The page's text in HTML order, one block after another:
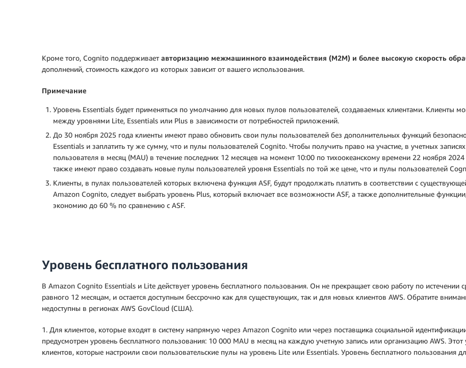
Кроме того, Cognito поддерживаетавторизацию межмашинного взаимодействия (M2M) и более высокую скорость
дополнений, стоимость каждого из которых зависит от вашего использования.
Примечание
Уровень Essentials будет применяться по умолчанию для новых пулов пользователей, создаваемых клиентами. Клиенты
между уровнями Lite, Essentials или Plus в зависимости от потребностей приложений.
До 30 ноября 2025 года клиенты имеют право обновить свои пулы пользователей без дополнительных функций
Essentials и заплатить ту же сумму, что и пулы пользователей Cognito. Чтобы получить право на участие, в учетных
пользователя в месяц (MAU) в течение последних 12 месяцев на момент 10:00 по тихоокеанскому времени 22 ноября
также имеют право создавать новые пулы пользователей уровня Essentials по той же цене, что и пулы пользователей
Клиенты, в пулах пользователей которых включена функция ASF, будут продолжать платить в соответствии с
Amazon Cognito, следует выбрать уровень Plus, который включает все возможности ASF, а также дополнительные
экономию до 60 % по сравнению с ASF.
Уровень бесплатного пользования
В Amazon Cognito Essentials и Lite действует уровень бесплатного пользования. Он не прекращает свою работу по истечении
равного 12 месяцам, и остается доступным бессрочно как для существующих, так и для новых клиентов AWS. Обратите
недоступны в регионах AWS GovCloud (США).
1. Для клиентов, которые входят в систему напрямую через Amazon Cognito или через поставщика социальной
предусмотрен уровень бесплатного пользования: 10 000 MAU в месяц на каждую учетную запись или организацию AWS.
клиентов, которые настроили свои пользовательские пулы на уровень Lite или Essentials. Уровень бесплатного пользования